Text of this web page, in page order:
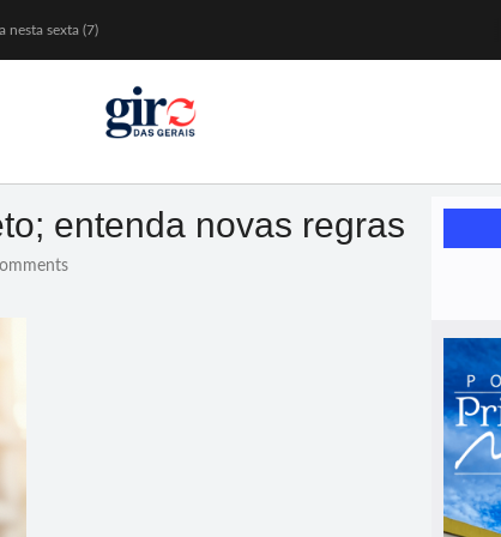
nesta sexta (7)
entenda novas regras